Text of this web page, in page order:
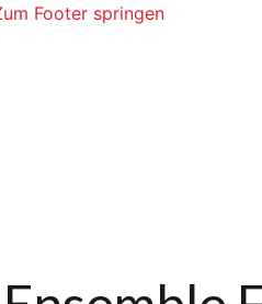
Footer springen